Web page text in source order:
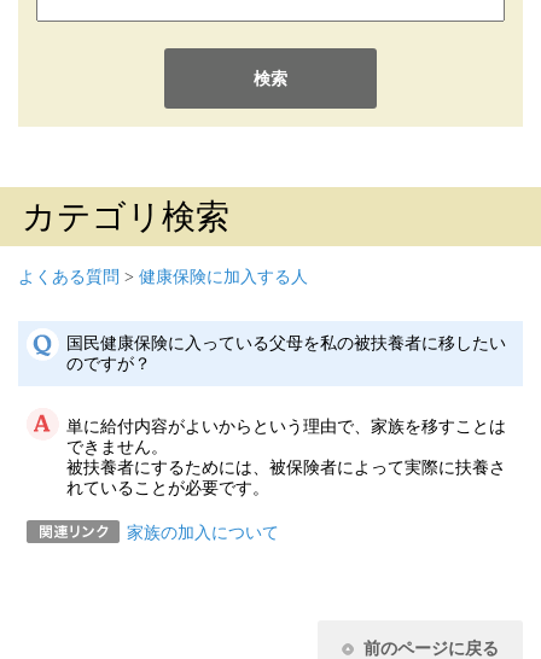
検索
カテゴリ検索
よくある質問 > 健康保険に加入する人
国民健康保険に入っている父母を私の被扶養者に移したい
のですが？
単に給付内容がよいからという理由で、家族を移すことは
できません。
被扶養者にするためには、被保険者によって実際に扶養さ
れていることが必要です。
家族の加入について
前のページに戻る